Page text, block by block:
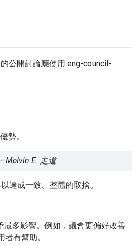
公開討論應使用 eng-council-
勢。
Melvin E. 走道
達成一致、整體的取捨。
最多影響。例如，議會更偏好改善
有幫助。